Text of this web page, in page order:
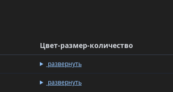
Цвет-размер-количество
развернуть
развернуть